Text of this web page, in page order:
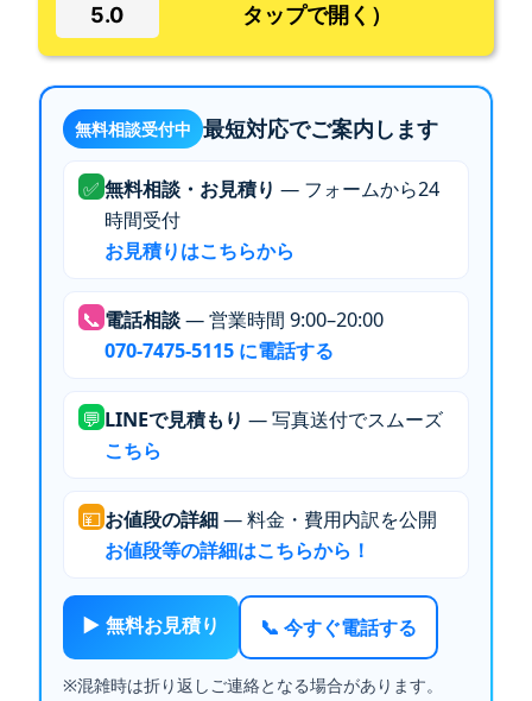
5.0
タップで開く）
無料相談受付中 最短対応でご案内します
✅ 無料相談・お見積り — フォームから24
時間受付
お見積りはこちらから
📞 電話相談— 営業時間 9:00–20:00
070-7475-5115 に電話する
💬 LINEで見積もり — 写真送付でスムーズ
こちら
💴お値段の詳細— 料金・費用内訳を公開
お値段等の詳細はこちらから！
▶ 無料お見積り 📞 今すぐ電話する
※混雑時は折り返しご連絡となる場合があります。